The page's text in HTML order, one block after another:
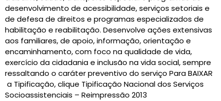
desenvolvimento de acessibilidade, serviços setoriais e
de defesa de direitos e programas especializados de
habilitação e reabilitação. Desenvolve ações extensivas
aos familiares, de apoio, informação, orientação e
encaminhamento, com foco na qualidade de vida,
exercício da cidadania e inclusão na vida social, sempre
ressaltando o caráter preventivo do serviço Para BAIXAR
a Tipificação, clique Tipificação Nacional dos Serviços
Socioassistenciais – Reimpressão 2013